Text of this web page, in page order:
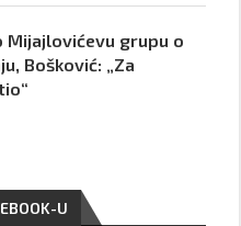
Mijajlovićevu grupu o
Bošković: „Za
U